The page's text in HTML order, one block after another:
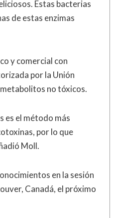
Estas bacterias
de estas enzimas
y comercial con
por la Unión
no tóxicos.
es el método más
por lo que
Moll.
en la sesión
Canadá, el próximo